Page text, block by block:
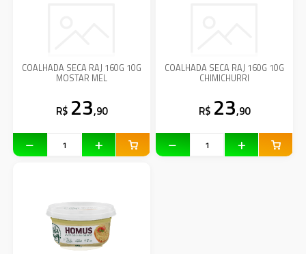
COALHADA SECA RAJ 160G 10G
MOSTAR MEL
R$ 23,90
COALHADA SECA RAJ 160G 10G
CHIMICHURRI
R$ 23,90